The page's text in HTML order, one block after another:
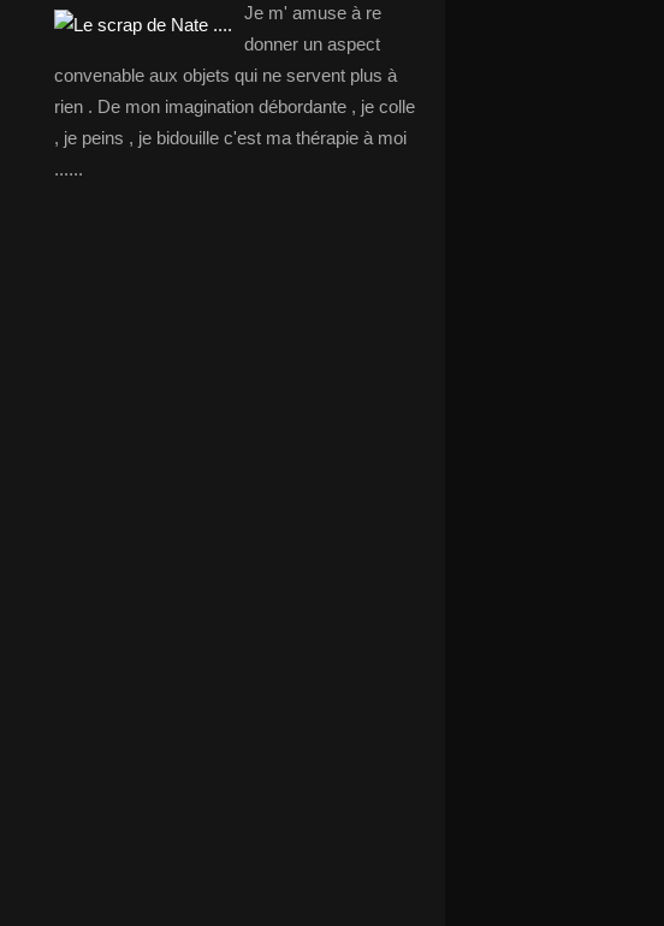
Je m' amuse à re
donner un aspect
convenable aux objets qui ne servent plus à
rien . De mon imagination débordante , je colle
, je peins , je bidouille c'est ma thérapie à moi
......